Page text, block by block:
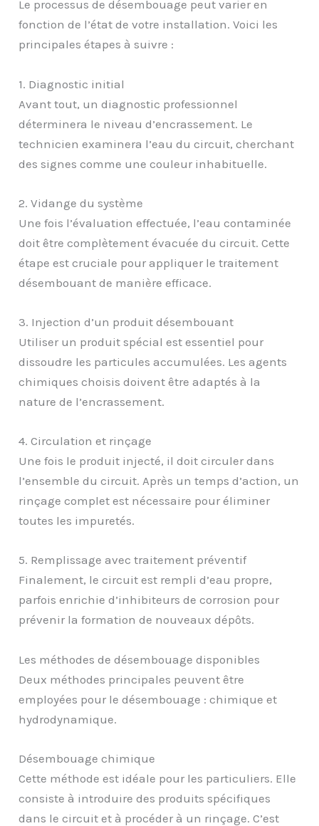
Le processus de désembouage peut varier en
fonction de l’état de votre installation. Voici les
principales étapes à suivre :
1. Diagnostic initial
Avant tout, un diagnostic professionnel
déterminera le niveau d’encrassement. Le
technicien examinera l’eau du circuit, cherchant
des signes comme une couleur inhabituelle.
2. Vidange du système
Une fois l’évaluation effectuée, l’eau contaminée
doit être complètement évacuée du circuit. Cette
étape est cruciale pour appliquer le traitement
désembouant de manière efficace.
3. Injection d’un produit désembouant
Utiliser un produit spécial est essentiel pour
dissoudre les particules accumulées. Les agents
chimiques choisis doivent être adaptés à la
nature de l’encrassement.
4. Circulation et rinçage
Une fois le produit injecté, il doit circuler dans
l’ensemble du circuit. Après un temps d’action, un
rinçage complet est nécessaire pour éliminer
toutes les impuretés.
5. Remplissage avec traitement préventif
Finalement, le circuit est rempli d’eau propre,
parfois enrichie d’inhibiteurs de corrosion pour
prévenir la formation de nouveaux dépôts.
Les méthodes de désembouage disponibles
Deux méthodes principales peuvent être
employées pour le désembouage : chimique et
hydrodynamique.
Désembouage chimique
Cette méthode est idéale pour les particuliers. Elle
consiste à introduire des produits spécifiques
dans le circuit et à procéder à un rinçage. C’est